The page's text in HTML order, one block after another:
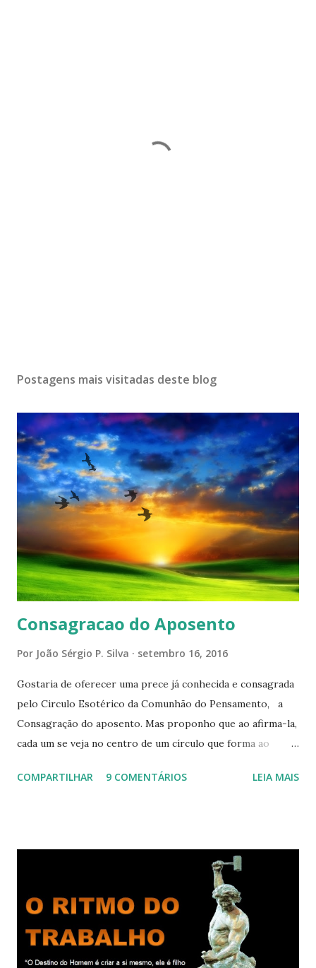
Postagens mais visitadas deste blog
Consagracao do Aposento
Por João Sérgio P. Silva setembro 16, 2016
Gostaria de oferecer uma prece já conhecida e consagrada
pelo Circulo Esotérico da Comunhão do Pensamento, a
Consagração do aposento. Mas proponho que ao afirma-la,
cada um se veja no centro de um círculo que forma ao
cada um de nós mesmos. Um círculo que cresce e se
relacionamos e vai se ampliando e tocando os círculos
iluminados daqueles com que cooperamos, formando um
círculo cada vez maior de Paz e Harmonia. CONSAGRAÇÃO
DO APOSENTO Dentro do Círculo Infinito da Divina
Presença que me envolve inteiramente Afirmo: Há uma só
presença aqui: é a presença da Harmonia, que faz vibrar
COMPARTILHAR 9 COMENTÁRIOS LEIA MAIS